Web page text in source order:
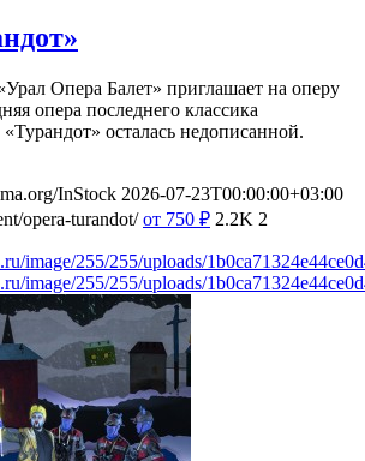
Опера Балет» приглашает на оперу
опера последнего классика
осталась недописанной.
InStock 2026-07-23T00:00:00+03:00
opera-turandot/ от 750 ₽ 2.2K 2
image/255/255/uploads/
image/255/255/uploads/